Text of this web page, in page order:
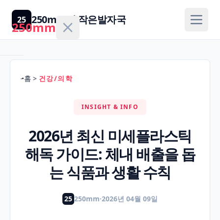
250mm
홈
의
학
25 250mm의 작은발자국
홈 > 건강/의학
INSIGHT & INFO
2026년 최신 미세플라스틱
해독 가이드: 체내 배출을 돕
는 식품과 생활 수칙
25 250mm·2026년 04월 09일